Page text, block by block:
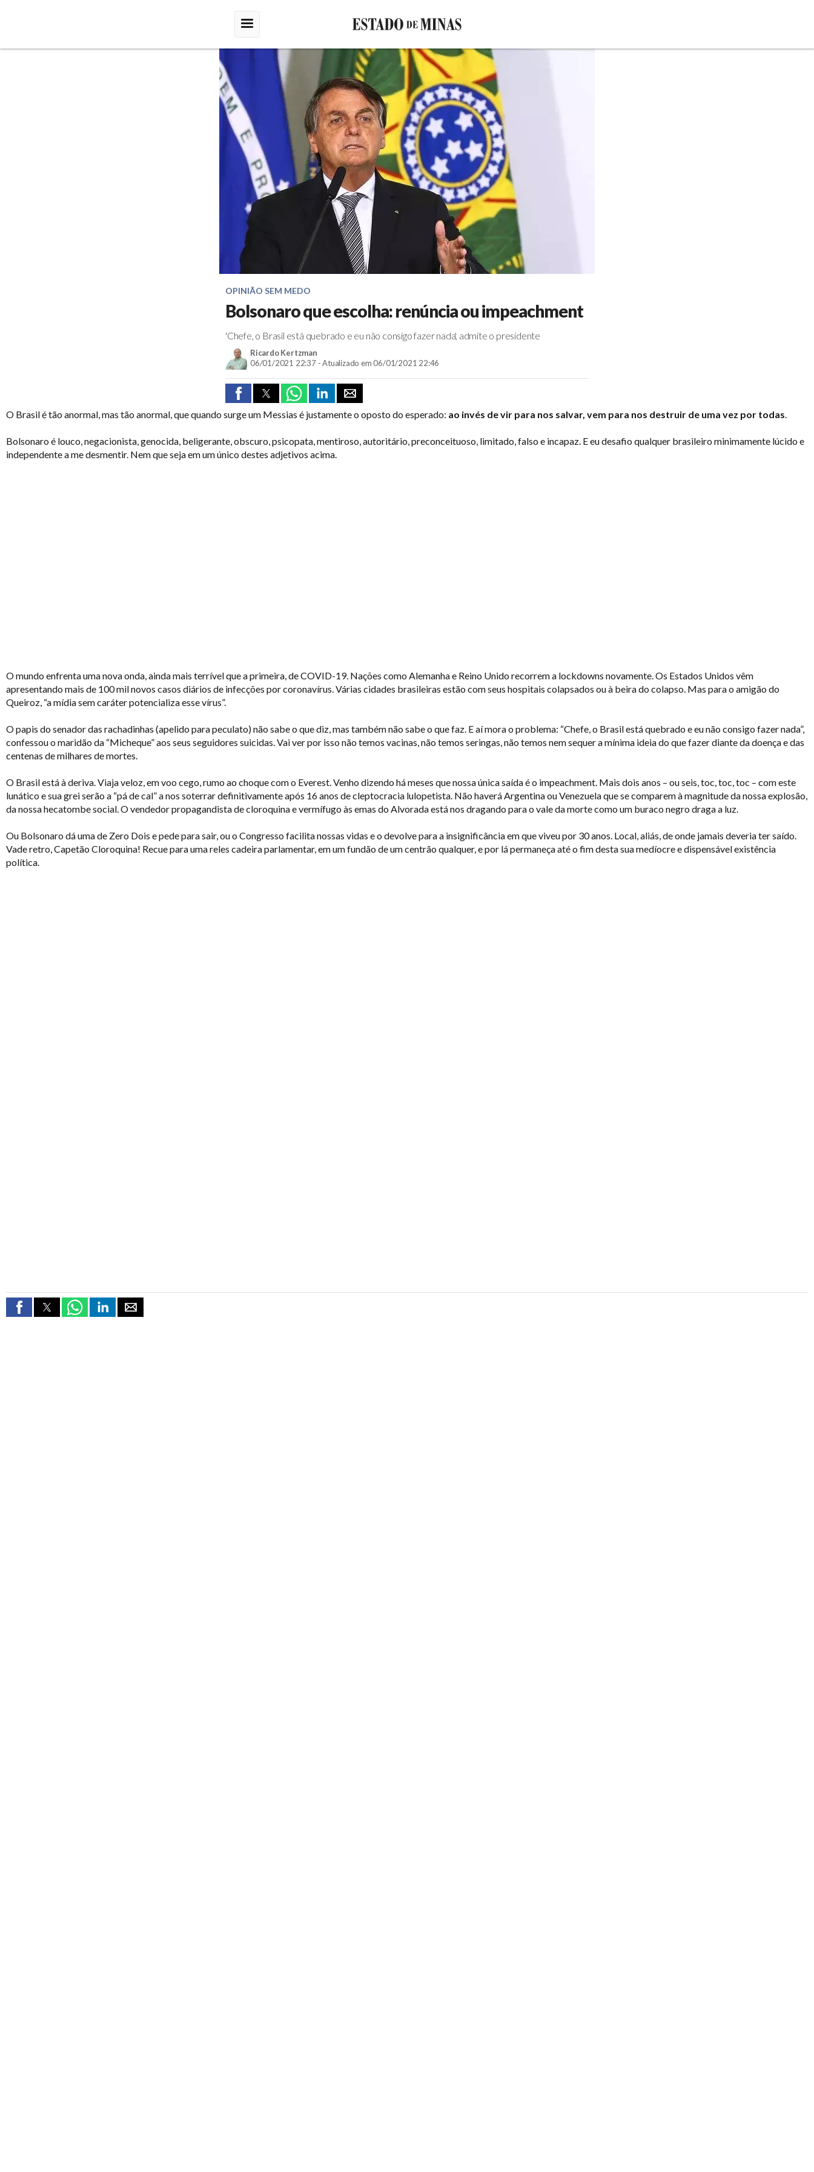
OPINIÃO SEM MEDO
Bolsonaro que escolha: renúncia ou impeachment
'Chefe, o Brasil está quebrado e eu não consigo fazer nada', admite o presidente
Ricardo Kertzman
06/01/2021 22:37 - Atualizado em 06/01/2021 22:46
O Brasil é tão anormal, mas tão anormal, que quando surge um Messias é justamente o oposto do esperado: ao invés de vir para nos salvar, vem para nos destruir de uma vez por todas.
Bolsonaro é louco, negacionista, genocida, beligerante, obscuro, psicopata, mentiroso, autoritário, preconceituoso, limitado, falso e incapaz. E eu desafio qualquer brasileiro minimamente lúcido e
independente a me desmentir. Nem que seja em um único destes adjetivos acima.
O mundo enfrenta uma nova onda, ainda mais terrível que a primeira, de COVID-19. Nações como Alemanha e Reino Unido recorrem a lockdowns novamente. Os Estados Unidos vêm
apresentando mais de 100 mil novos casos diários de infecções por coronavírus. Várias cidades brasileiras estão com seus hospitais colapsados ou à beira do colapso. Mas para o amigão do
Queiroz, “a mídia sem caráter potencializa esse vírus”.
O papis do senador das rachadinhas (apelido para peculato) não sabe o que diz, mas também não sabe o que faz. E aí mora o problema: “Chefe, o Brasil está quebrado e eu não consigo fazer nada”,
confessou o maridão da “Micheque” aos seus seguidores suicidas. Vai ver por isso não temos vacinas, não temos seringas, não temos nem sequer a mínima ideia do que fazer diante da doença e das
centenas de milhares de mortes.
O Brasil está à deriva. Viaja veloz, em voo cego, rumo ao choque com o Everest. Venho dizendo há meses que nossa única saída é o impeachment. Mais dois anos – ou seis, toc, toc, toc – com este
lunático e sua grei serão a “pá de cal” a nos soterrar definitivamente após 16 anos de cleptocracia lulopetista. Não haverá Argentina ou Venezuela que se comparem à magnitude da nossa explosão,
da nossa hecatombe social. O vendedor propagandista de cloroquina e vermífugo às emas do Alvorada está nos dragando para o vale da morte como um buraco negro draga a luz.
Ou Bolsonaro dá uma de Zero Dois e pede para sair, ou o Congresso facilita nossas vidas e o devolve para a insignificância em que viveu por 30 anos. Local, aliás, de onde jamais deveria ter saído.
Vade retro, Capetão Cloroquina! Recue para uma reles cadeira parlamentar, em um fundão de um centrão qualquer, e por lá permaneça até o fim desta sua medíocre e dispensável existência
política.